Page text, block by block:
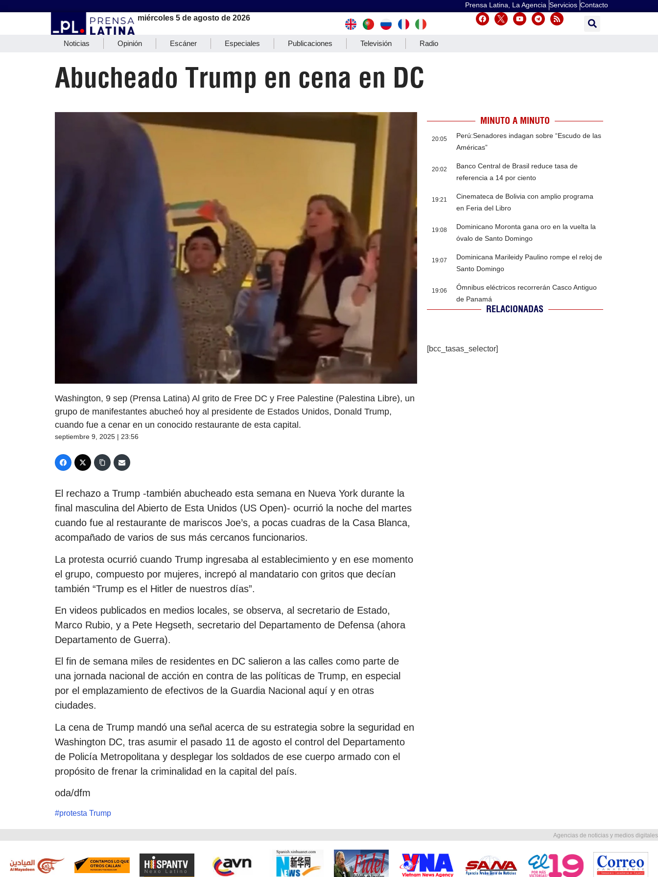
Prensa Latina, La Agencia Servicios Contacto
miércoles 5 de agosto de 2026
Noticias Opinión Escáner Especiales Publicaciones Televisión Radio
Abucheado Trump en cena en DC
Washington, 9 sep (Prensa Latina) Al grito de Free DC y Free Palestine (Palestina Libre), un
grupo de manifestantes abucheó hoy al presidente de Estados Unidos, Donald Trump,
cuando fue a cenar en un conocido restaurante de esta capital.
septiembre 9, 2025 | 23:56
El rechazo a Trump -también abucheado esta semana en Nueva York durante la
final masculina del Abierto de Esta Unidos (US Open)- ocurrió la noche del martes
cuando fue al restaurante de mariscos Joe’s, a pocas cuadras de la Casa Blanca,
acompañado de varios de sus más cercanos funcionarios.
La protesta ocurrió cuando Trump ingresaba al establecimiento y en ese momento
el grupo, compuesto por mujeres, increpó al mandatario con gritos que decían
también “Trump es el Hitler de nuestros días”.
En videos publicados en medios locales, se observa, al secretario de Estado,
Marco Rubio, y a Pete Hegseth, secretario del Departamento de Defensa (ahora
Departamento de Guerra).
El fin de semana miles de residentes en DC salieron a las calles como parte de
una jornada nacional de acción en contra de las políticas de Trump, en especial
por el emplazamiento de efectivos de la Guardia Nacional aquí y en otras
ciudades.
La cena de Trump mandó una señal acerca de su estrategia sobre la seguridad en
Washington DC, tras asumir el pasado 11 de agosto el control del Departamento
de Policía Metropolitana y desplegar los soldados de ese cuerpo armado con el
propósito de frenar la criminalidad en la capital del país.
oda/dfm
#protesta Trump
MINUTO A MINUTO
20:05
Perú:Senadores indagan sobre “Escudo de las
Américas”
20:02
Banco Central de Brasil reduce tasa de
referencia a 14 por ciento
19:21
Cinemateca de Bolivia con amplio programa
en Feria del Libro
19:08
Dominicano Moronta gana oro en la vuelta la
óvalo de Santo Domingo
19:07
Dominicana Marileidy Paulino rompe el reloj de
Santo Domingo
19:06
Ómnibus eléctricos recorrerán Casco Antiguo
de Panamá
RELACIONADAS
[bcc_tasas_selector]
Agencias de noticias y medios digitales